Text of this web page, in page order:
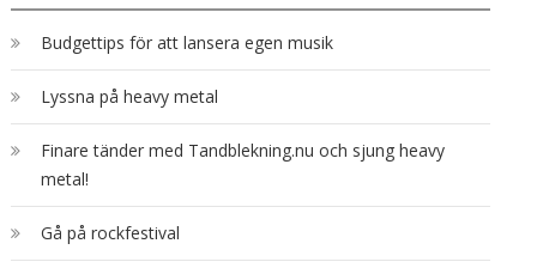
Budgettips för att lansera egen musik
Lyssna på heavy metal
Finare tänder med Tandblekning.nu och sjung heavy
metal!
Gå på rockfestival